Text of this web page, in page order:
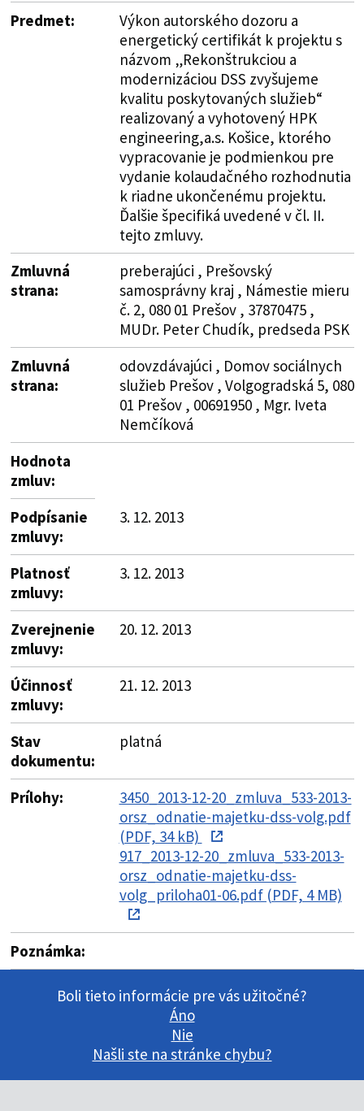
Predmet:
Výkon autorského dozoru a
energetický certifikát k projektu s
názvom „Rekonštrukciou a
modernizáciou DSS zvyšujeme
kvalitu poskytovaných služieb“
realizovaný a vyhotovený HPK
engineering,a.s. Košice, ktorého
vypracovanie je podmienkou pre
vydanie kolaudačného rozhodnutia
k riadne ukončenému projektu.
Ďalšie špecifiká uvedené v čl. II.
tejto zmluvy.
Zmluvná
strana:
preberajúci , Prešovský
samosprávny kraj , Námestie mieru
č. 2, 080 01 Prešov , 37870475 ,
MUDr. Peter Chudík, predseda PSK
Zmluvná
strana:
odovzdávajúci , Domov sociálnych
služieb Prešov , Volgogradská 5, 080
01 Prešov , 00691950 , Mgr. Iveta
Nemčíková
Hodnota
zmluv:
Podpísanie
zmluvy:
3. 12. 2013
Platnosť
zmluvy:
3. 12. 2013
Zverejnenie
zmluvy:
20. 12. 2013
Účinnosť
zmluvy:
21. 12. 2013
Stav
dokumentu:
platná
Prílohy:
3450_2013-12-20_zmluva_533-2013-
orsz_odnatie-majetku-dss-volg.pdf
(PDF, 34 kB)
917_2013-12-20_zmluva_533-2013-
orsz_odnatie-majetku-dss-
volg_priloha01-06.pdf (PDF, 4 MB)
Poznámka:
Boli tieto informácie pre vás užitočné?
Áno
Nie
Našli ste na stránke chybu?